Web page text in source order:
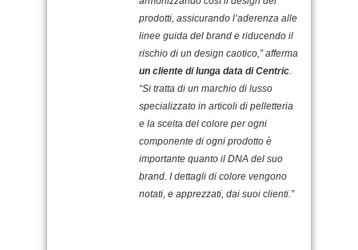
prodotti, assicurando l’aderenza alle
linee guida del brand e riducendo il
rischio di un design caotico,” afferma
un cliente di lunga data di Centric.
“Si tratta di un marchio di lusso
specializzato in articoli di pelletteria
e la scelta del colore per ogni
componente di ogni prodotto è
importante quanto il DNA del suo
brand. I dettagli di colore vengono
notati, e apprezzati, dai suoi clienti.”